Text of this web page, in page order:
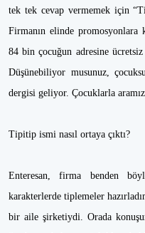
tek tek cevap vermemek için
Firmanın elinde promosyonlara
84 bin çocuğun adresine
Düşünebiliyor musunuz,
dergisi geliyor. Çocuklarla
Tipitip ismi nasıl ortaya çıktı?
Enteresan, firma benden
karakterlerde tiplemeler
bir aile şirketiydi. Orada